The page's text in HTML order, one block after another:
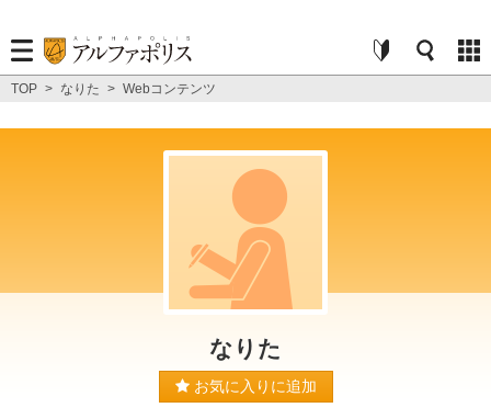
TOP > なりた > Webコンテンツ
なりた
お気に入りに追加